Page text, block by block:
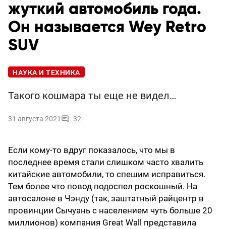
жуткий автомобиль года.
Он называется Wey Retro
SUV
НАУКА И ТЕХНИКА
Такого кошмара ты еще не видел…
31 августа 2021 32
Если кому-то вдруг показалось, что мы в
последнее время стали слишком часто хвалить
китайские автомобили, то спешим исправиться.
Тем более что повод подоспел роскошный. На
автосалоне в Чэнду (так, заштатный райцентр в
провинции Сычуань с населением чуть больше 20
миллионов) компания Great Wall представила